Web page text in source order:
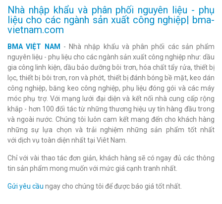
Nhà nhập khẩu và phân phối nguyên liệu - phụ
liệu cho các ngành sản xuất công nghiệp| bma-
vietnam.com
BMA VIỆT NAM
- Nhà nhập khẩu và phân phối các sản phẩm
nguyên liệu - phụ liệu cho các ngành sản xuất công nghiệp như: dầu
gia công linh kiện, dầu bảo dưỡng bôi trơn, hóa chất tẩy rửa, thiết bị
lọc, thiết bị bôi trơn, ron và phớt, thiết bị đánh bóng bề mặt, keo dán
công nghiệp, băng keo công nghiệp, phụ liệu đóng gói và các máy
móc phụ trợ. Với mạng lưới đại diện và kết nối nhà cung cấp rộng
khắp - hơn 100 đối tác từ những thương hiệu uy tín hàng đầu trong
và ngoài nước. Chúng tôi luôn cam kết mang đến cho khách hàng
những sự lựa chọn và trải nghiệm những sản phẩm tốt nhất
với dịch vụ toàn diện nhất tại Viêt Nam.
Chỉ với vài thao tác đơn giản, khách hàng sẽ có ngay đủ các thông
tin sản phẩm mong muốn với mức giá cạnh tranh nhất.
Gửi yêu cầu ngay cho chúng tôi để được báo giá tốt nhất.